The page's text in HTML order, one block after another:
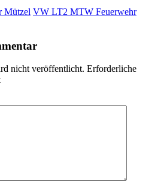
Mützel VW LT2 MTW Feuerwehr
nicht veröffentlicht. Erforderliche